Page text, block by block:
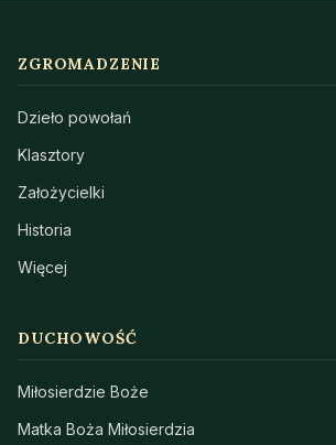
ZGROMADZENIE
Dzieło powołań
Klasztory
Założycielki
Historia
Więcej
DUCHOWOŚĆ
Miłosierdzie Boże
Matka Boża Miłosierdzia